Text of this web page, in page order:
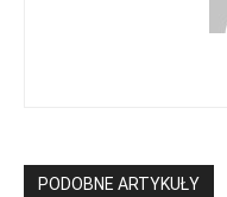
PODOBNE ARTYKUŁY